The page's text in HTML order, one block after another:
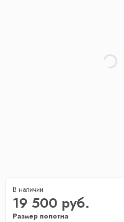
В наличии
19 500 руб.
Размер полотна